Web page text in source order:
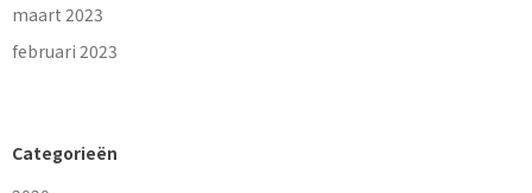
maart 2023
februari 2023
Categorieën